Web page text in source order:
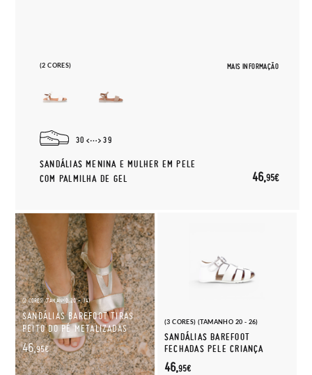
(2 CORES) MAIS INFORMAÇÃO
30 39
SANDÁLIAS MENINA E MULHER EM PELE
COM PALMILHA DE GEL
46,95€
(2 CORES) (TAMANHO 20 - 34)
SANDÁLIAS BAREFOOT TIRAS
PEITO DO PÉ METALIZADAS
46,95€
(3 CORES) (TAMANHO 20 - 26)
SANDÁLIAS BAREFOOT
FECHADAS PELE CRIANÇA
46,95€